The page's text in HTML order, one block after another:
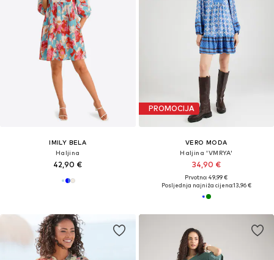
IMILY BELA
Haljina
42,90 €
PROMOCIJA
VERO MODA
Haljina 'VMRYA'
34,90 €
Prvotno: 49,99 €
Posljednja najniža cijena:13,96 €